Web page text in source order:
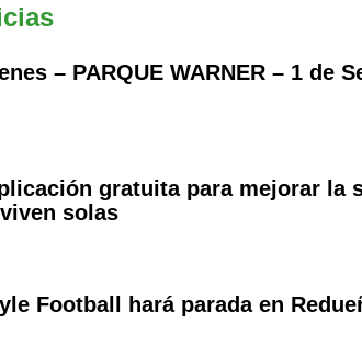
– PARQUE WARNER – 1 de
gratuita para mejorar la
solas
Football hará parada en